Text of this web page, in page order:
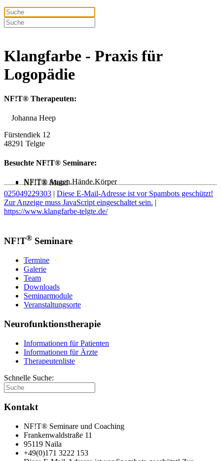
Klangfarbe - Praxis für
Logopädie
NF!T® Therapeuten:
Johanna Heep
Fürstendiek 12
48291 Telgte
Besuchte NF!T® Seminare:
NF!T® Mund
NF!T® Augen.Hände.Körper
025049229303 | Diese E-Mail-Adresse ist vor Spambots geschützt!
Zur Anzeige muss JavaScript eingeschaltet sein. |
https://www.klangfarbe-telgte.de/
NF!T® Seminare
Termine
Galerie
Team
Downloads
Seminarmodule
Veranstaltungsorte
Neurofunktionstherapie
Informationen für Patienten
Informationen für Ärzte
Therapeutenliste
Schnelle Suche:
Kontakt
NF!T® Seminare und Coaching
Frankenwaldstraße 11
95119 Naila
+49(0)171 3222 153